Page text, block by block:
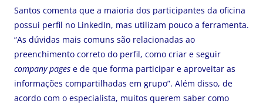
Santos comenta que a maioria dos participantes da oficina
possui perfil no LinkedIn, mas utilizam pouco a ferramenta.
“As dúvidas mais comuns são relacionadas ao
preenchimento correto do perfil, como criar e seguir
company pages e de que forma participar e aproveitar as
informações compartilhadas em grupo”. Além disso, de
acordo com o especialista, muitos querem saber como